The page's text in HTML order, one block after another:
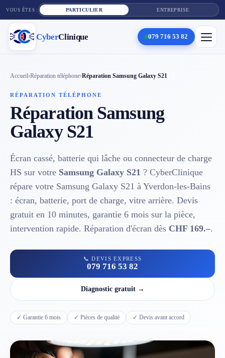
VOUS ÊTES : PARTICULIER ENTREPRISE
CyberClinique 079 716 53 82
Cyber Clinique ×
Services
Réparation téléphone
Tarifs
Blog
Contact
📱 Réparation téléphone par marque
📍 LOCALITÉS DESSERVIES
Région d'Yverdon 6
Gros-de-Vaud
Broye 5
Accueil›Réparation téléphone›Réparation Samsung Galaxy S21
RÉPARATION TÉLÉPHONE
Réparation Samsung
Galaxy S21
Écran cassé, batterie qui lâche ou connecteur de charge
HS sur votre Samsung Galaxy S21 ? CyberClinique
répare votre Samsung Galaxy S21 à Yverdon-les-Bains
: écran, batterie, port de charge, vitre arrière. Devis
gratuit en 10 minutes, garantie 6 mois sur la pièce,
intervention rapide. Réparation d'écran dès CHF 169.–.
📞 DEVIS EXPRESS
079 716 53 82
Diagnostic gratuit →
✓ Garantie 6 mois ✓ Pièces de qualité ✓ Devis avant accord